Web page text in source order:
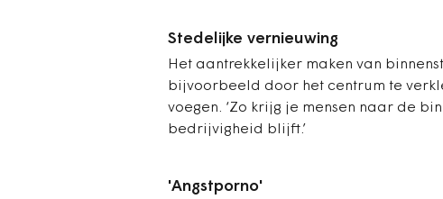
Stedelijke vernieuwing
Het aantrekkelijker maken van
bijvoorbeeld door het centrum te
voegen. ‘Zo krijg je mensen naar de
bedrijvigheid blijft.’
'Angstporno'